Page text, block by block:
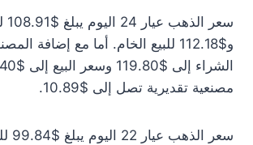
و$112.18 للبيع الخام. أما مع إضافة
مصنعية تقديرية تصل إلى $10.89.